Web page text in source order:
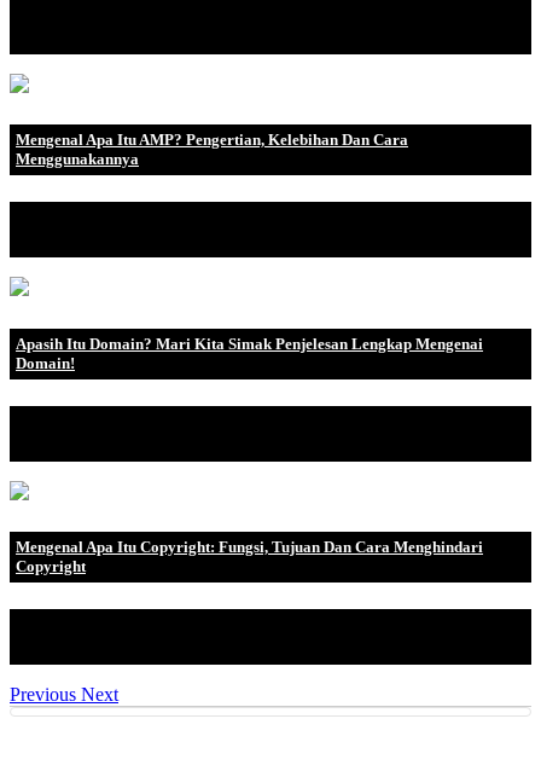
Mengenal Apa Itu AMP? Pengertian, Kelebihan Dan Cara
Menggunakannya
Apasih Itu Domain? Mari Kita Simak Penjelesan Lengkap Mengenai
Domain!
Mengenal Apa Itu Copyright: Fungsi, Tujuan Dan Cara Menghindari
Copyright
Previous Next